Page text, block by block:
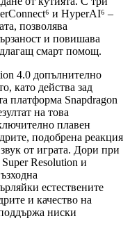
и HyperAI⁶ –
позволява
и повишава
смарт помощ.
4.0 допълнително
като действа зад
платформа Snapdragon
на това
плавен
подобрена реакция
от играта. Дори при
Resolution и
естествените
и качество на
ниски